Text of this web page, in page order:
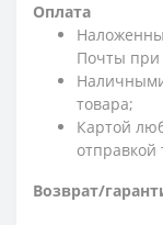
Оплата
Почты при
товара;
Картой
отправкой
Возврат/